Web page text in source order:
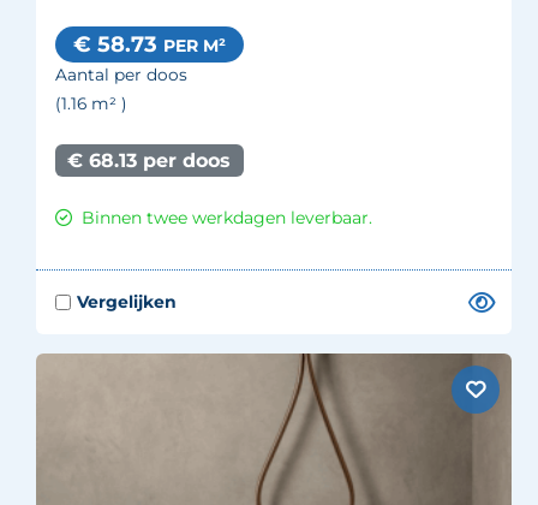
€ 58.73 PER M²
Aantal per doos
(1.16 m² )
€ 68.13 per doos
Binnen twee werkdagen leverbaar.